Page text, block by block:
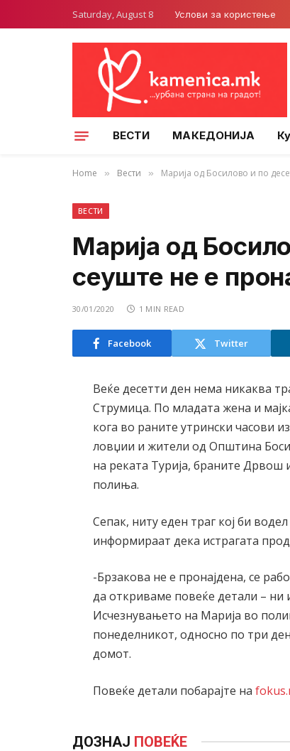
Saturday, August 8 Услови за користење
ВЕСТИ МАКЕДОНИЈА
Home » Вести » Марија од Босилово и по
ВЕСТИ
Марија од
сеуште не е
30/01/2020 1 MIN READ
Facebook Twitter
Веќе десетти ден нема никаква
Струмица. По младата жена и
кога во раните утрински часови
ловџии и жители од Општина
на реката Турија, браните
полиња.
Сепак, ниту еден траг кој би
информираат дека истрагата
-Брзакова не е пронајдена, се
да откриваме повеќе детали – ни
Исчезнувањето на Марија во
понеделникот, односно по три
домот.
Повеќе детали побарајте на
ДОЗНАЈ ПОВЕЌЕ